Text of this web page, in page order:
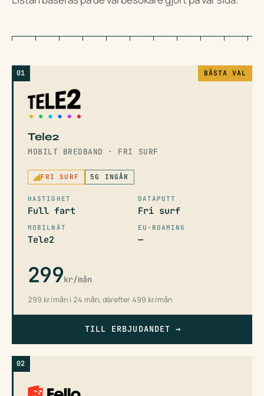
01 BÄSTA VAL
Tele2
MOBILT BREDBAND · FRI SURF
FRI SURF 5G INGÅR
HASTIGHET
Full fart
DATAPOTT
Fri surf
MOBILNÄT
Tele2
EU-ROAMING
—
299kr/mån
299 kr/mån i 24 mån, därefter 499 kr/mån
TILL ERBJUDANDET→
02